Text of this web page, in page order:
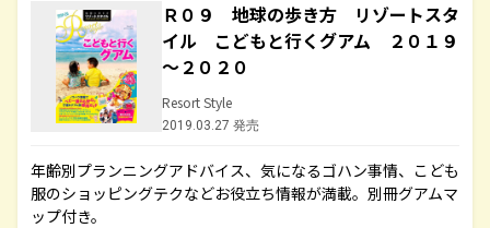
Ｒ０９ 地球の歩き方 リゾートスタ
イル こどもと行くグアム ２０１９
～２０２０
Resort Style
2019.03.27 発売
年齢別プランニングアドバイス、気になるゴハン事情、こども
服のショッピングテクなどお役立ち情報が満載。別冊グアムマ
ップ付き。